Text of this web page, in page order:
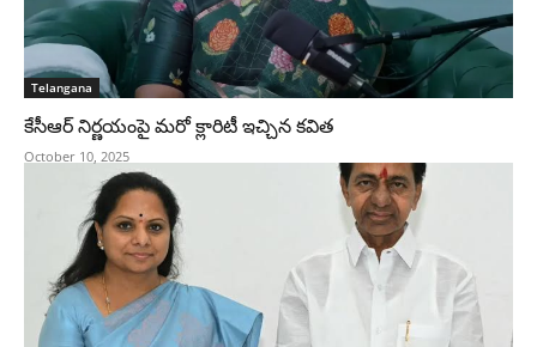
Telangana
కేసీఆర్ నిర్ణయంపై మరో క్లారిటీ ఇచ్చిన కవిత
October 10, 2025